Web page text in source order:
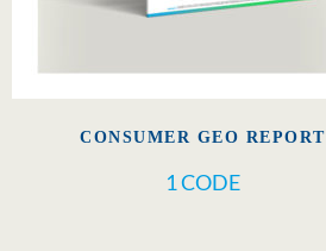
CONSUMER GEO REPORT
1 CODE